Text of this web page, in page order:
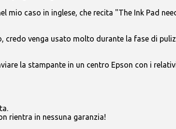
caso in inglese, che recita "The Ink Pad
venga usato molto durante la fase di
la stampante in un centro Epson con i
rientra in nessuna garanzia!